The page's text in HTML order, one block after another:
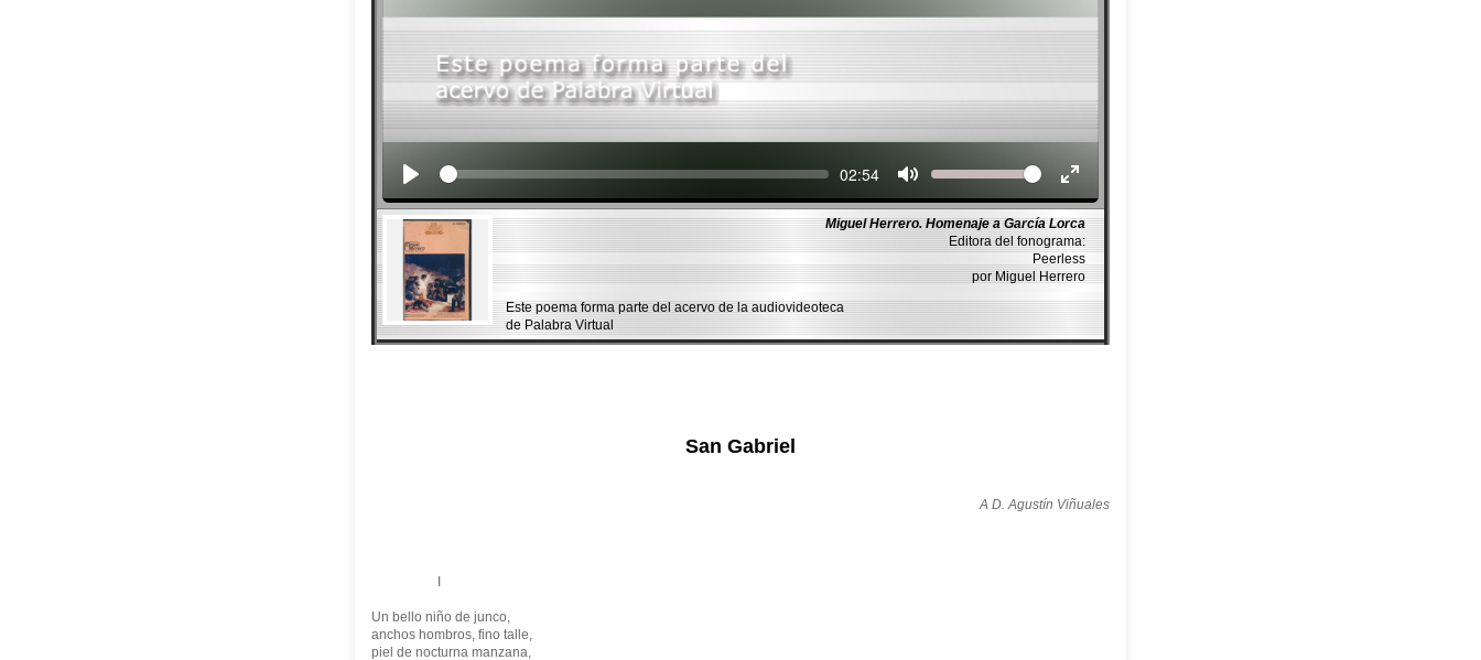
Seek Current
02:54 Volume
Miguel Herrero. Homenaje a García Lorca
Editora del fonograma:
Peerless
por Miguel Herrero
Este poema forma parte del acervo de la audiovideoteca
de Palabra Virtual
San Gabriel
A D. Agustín Viñuales
Un bello niño de junco,
anchos hombros, fino talle,
piel de nocturna manzana,